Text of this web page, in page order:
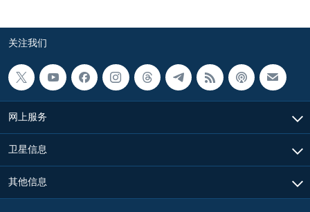
关注我们
网上服务
卫星信息
其他信息